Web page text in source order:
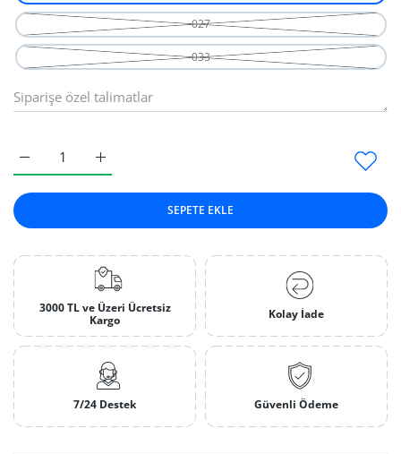
027
033
Elmas Florantin Oval Konik (Mavi) 021 için adedi
Elmas Florantin Oval Konik (Mavi) 021 için adedi artırın
SEPETE EKLE
3000 TL ve Üzeri Ücretsiz
Kargo
Kolay İade
7/24 Destek Güvenli Ödeme